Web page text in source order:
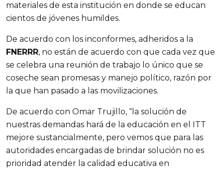
materiales de esta institución en donde se educan
cientos de jóvenes humildes.
De acuerdo con los inconformes, adheridos a la
FNERRR, no están de acuerdo con que cada vez que
se celebra una reunión de trabajo lo único que se
coseche sean promesas y manejo político, razón por
la que han pasado a las movilizaciones.
De acuerdo con Omar Trujillo, “la solución de
nuestras demandas hará de la educación en el ITT
mejore sustancialmente, pero vemos que para las
autoridades encargadas de brindar solución no es
prioridad atender la calidad educativa en